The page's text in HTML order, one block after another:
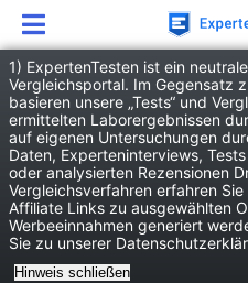
Drogerie
Heizkissen
und kalte
1) ExpertenTesten ist ein
Vergleichsportal. Im Gegensatz
basieren unsere „Tests“ und
ermittelten Laborergebnissen
auf eigenen Untersuchungen
Daten, Experteninterviews,
oder analysierten Rezensionen
Vergleichsverfahren erfahren Sie
Affiliate Links zu ausgewählten
Werbeeinnahmen generiert
Sie zu unserer
Hinweis schließen